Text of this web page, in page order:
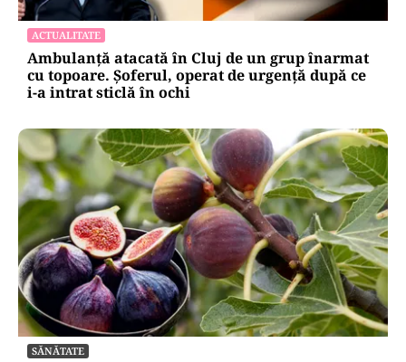
ACTUALITATE
Ambulanță atacată în Cluj de un grup înarmat
cu topoare. Șoferul, operat de urgență după ce
i-a intrat sticlă în ochi
SĂNĂTATE